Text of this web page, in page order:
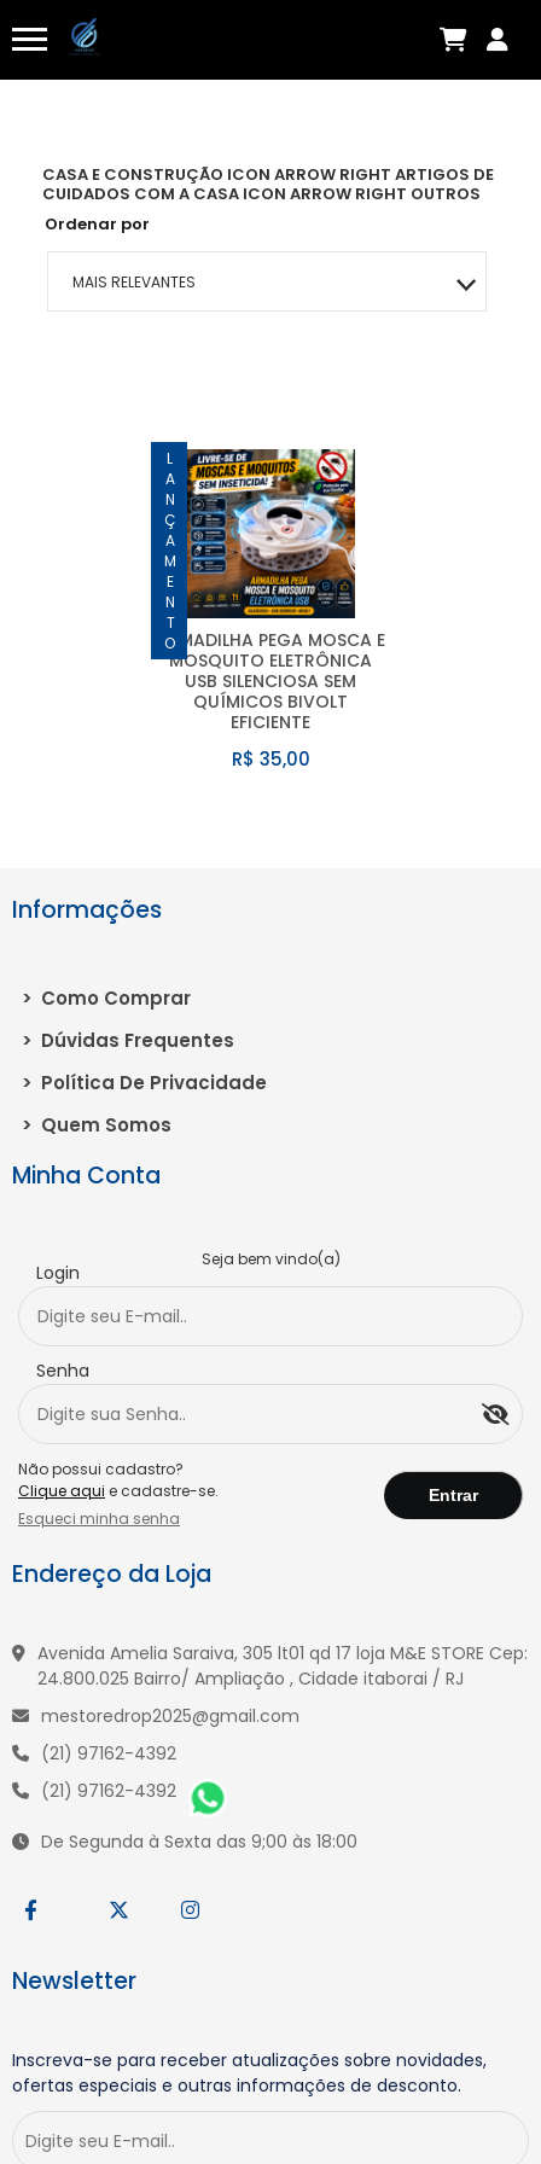
CASA E CONSTRUÇÃO ICON ARROW RIGHT ARTIGOS DE
CUIDADOS COM A CASA ICON ARROW RIGHT OUTROS
Ordenar por
MAIS RELEVANTES
MAIOR PREÇOLANÇAMENTO
ARMADILHA PEGA MOSCA E
MOSQUITO ELETRÔNICA
USB SILENCIOSA SEM
QUÍMICOS BIVOLT
EFICIENTE
R$ 35,00
Informações
> Como Comprar
> Dúvidas Frequentes
> Política De Privacidade
> Quem Somos
Minha Conta
Seja bem vindo(a)
Login
Senha
Não possui cadastro?
Clique aqui e cadastre-se.
Esqueci minha senha
Endereço da Loja
Avenida Amelia Saraiva, 305 lt01 qd 17 loja M&E STORE Cep:
24.800.025 Bairro/ Ampliação , Cidade itaborai / RJ
mestoredrop2025@gmail.com
(21) 97162-4392
(21) 97162-4392
De Segunda à Sexta das 9;00 às 18:00
Newsletter
Inscreva-se para receber atualizações sobre novidades,
ofertas especiais e outras informações de desconto.